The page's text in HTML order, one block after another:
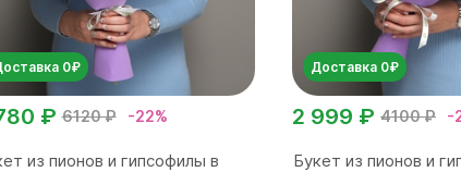
0₽
6120 ₽ -22%
₽
из пионов и гипсофилы в
Доставка 0₽
4100 ₽ -
2 999 ₽
Букет из пионов и